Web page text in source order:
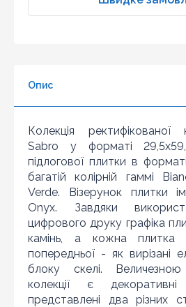
3
7
8
9
10
Опис
Колекція ректифікованої
Sabro у форматі
підлогової плитки в
багатій колірній гаммі
Verde. Візерунок плитки
Onyx. Завдяки
цифрового друку графіка
камінь, а кожна плитка
попередньої - як вирізані
блоку скелі.
колекції є
представлені два різних
Шановні клієнти нашого
по інтернету знайшли ціну
магазині актуальна і діюча)